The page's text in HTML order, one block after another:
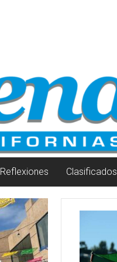
Reflexiones Clasificados